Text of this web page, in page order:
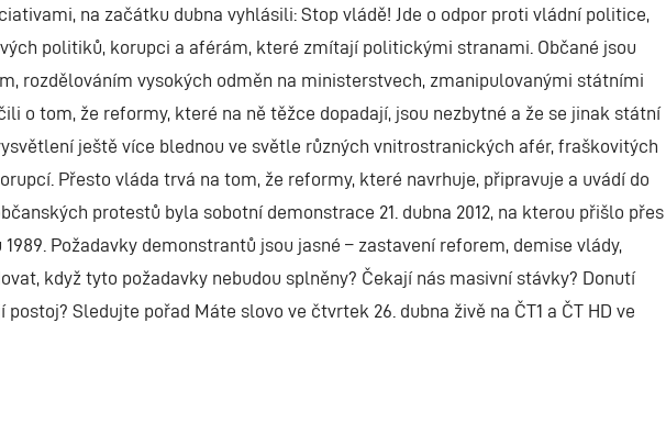
na začátku dubna vyhlásili: Stop vládě! Jde o odpor proti vládní politice,
politiků, korupci a aférám, které zmítají politickými stranami. Občané jsou
rozdělováním vysokých odměn na ministerstvech, zmanipulovanými státními
o tom, že reformy, které na ně těžce dopadají, jsou nezbytné a že se jinak státní
ještě více blednou ve světle různých vnitrostranických afér, fraškovitých
Přesto vláda trvá na tom, že reformy, které navrhuje, připravuje a uvádí do
protestů byla sobotní demonstrace 21. dubna 2012, na kterou přišlo přes
Požadavky demonstrantů jsou jasné – zastavení reforem, demise vlády,
když tyto požadavky nebudou splněny? Čekají nás masivní stávky? Donutí
Sledujte pořad Máte slovo ve čtvrtek 26. dubna živě na ČT1 a ČT HD ve